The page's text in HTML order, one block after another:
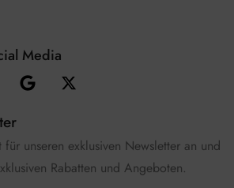
Media
unseren exklusiven Newsletter an und
Rabatten und Angeboten.